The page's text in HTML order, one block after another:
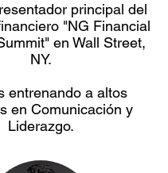
principal del
"NG Financial
en Wall Street,
NY.
entrenando a altos
en Comunicación y
Liderazgo.